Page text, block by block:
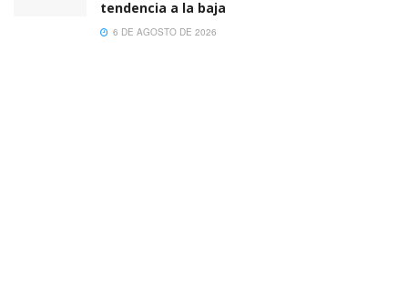
tendencia a la baja
6 DE AGOSTO DE 2026